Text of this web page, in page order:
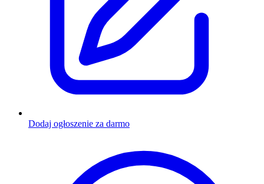
Dodaj ogłoszenie za darmo